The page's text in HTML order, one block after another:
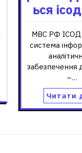
ься
МВС РФ ІСОД
система
забезпечення
–…
Читати